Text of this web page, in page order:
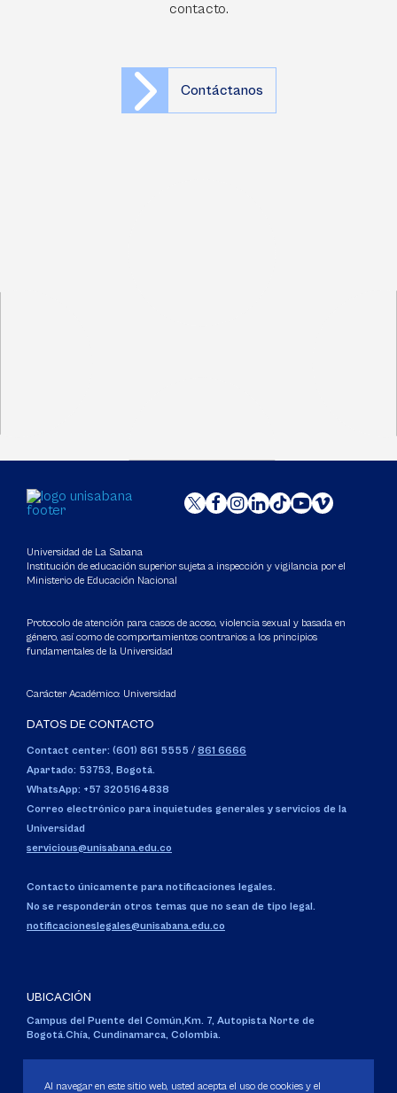
contacto.
Contáctanos
Universidad de La Sabana
Institución de educación superior sujeta a inspección y vigilancia por el
Ministerio de Educación Nacional
Protocolo de atención para casos de acoso, violencia sexual y basada en
género, así como de comportamientos contrarios a los principios
fundamentales de la Universidad
Carácter Académico: Universidad
DATOS DE CONTACTO
Contact center: (601) 861 5555 / 861 6666
Apartado: 53753, Bogotá.
WhatsApp: +57 3205164838
Correo electrónico para inquietudes generales y servicios de la
Universidad
servicious@unisabana.edu.co
Contacto únicamente para notificaciones legales.
No se responderán otros temas que no sean de tipo legal.
notificacioneslegales@unisabana.edu.co
UBICACIÓN
Campus del Puente del Común,Km. 7, Autopista Norte de
Bogotá.Chía, Cundinamarca, Colombia.
Personería Jurídica:Resolución 130 del 14 de enero de 1980.
Al navegar en este sitio web, usted acepta el uso de cookies y el